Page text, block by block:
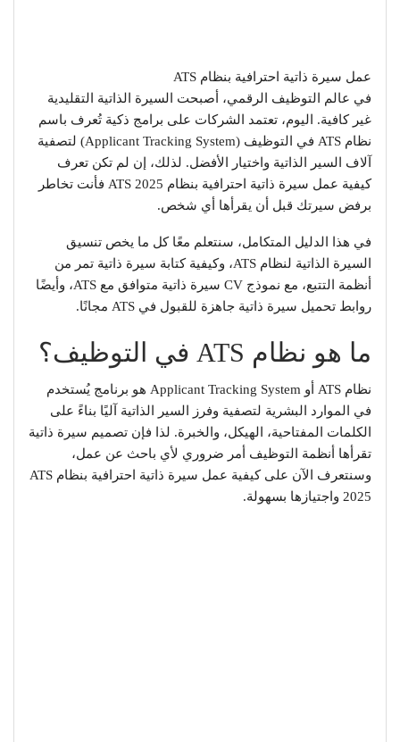
عمل سيرة ذاتية احترافية بنظام ATS
في عالم التوظيف الرقمي، أصبحت السيرة الذاتية التقليدية
غير كافية. اليوم، تعتمد الشركات على برامج ذكية تُعرف باسم
نظام ATS في التوظيف (Applicant Tracking System) لتصفية
آلاف السير الذاتية واختيار الأفضل. لذلك، إن لم تكن تعرف
كيفية عمل سيرة ذاتية احترافية بنظام ATS 2025 فأنت تخاطر
برفض سيرتك قبل أن يقرأها أي شخص.
في هذا الدليل المتكامل، سنتعلم معًا كل ما يخص تنسيق
السيرة الذاتية لنظام ATS، وكيفية كتابة سيرة ذاتية تمر من
أنظمة التتبع، مع نموذج CV سيرة ذاتية متوافق مع ATS، وأيضًا
روابط تحميل سيرة ذاتية جاهزة للقبول في ATS مجانًا.
ما هو نظام ATS في التوظيف؟
نظام ATS أو Applicant Tracking System هو برنامج يُستخدم
في الموارد البشرية لتصفية وفرز السير الذاتية آليًا بناءً على
الكلمات المفتاحية، الهيكل، والخبرة. لذا فإن تصميم سيرة ذاتية
تقرأها أنظمة التوظيف أمر ضروري لأي باحث عن عمل،
وسنتعرف الآن على كيفية عمل سيرة ذاتية احترافية بنظام ATS
2025 واجتيازها بسهولة.